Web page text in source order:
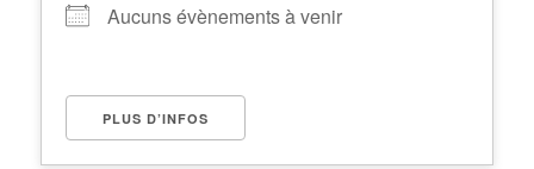
Aucuns évènements à venir
PLUS D’INFOS